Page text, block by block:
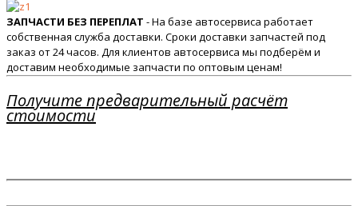
ЗАПЧАСТИ БЕЗ ПЕРЕПЛАТ - На базе автосервиса работает
собственная служба доставки. Сроки доставки запчастей под
заказ от 24 часов. Для клиентов автосервиса мы подберём и
доставим необходимые запчасти по оптовым ценам!
Получите предварительный расчёт
стоимости